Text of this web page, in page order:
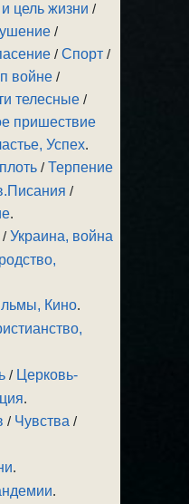
цель жизни /
/
/Спорт /
войне /
телесные /
пришествие
Успех.
/Терпение
/
.
/Украина, война
Кино.
/ Церковь-
.
/ Чувства /
.
.